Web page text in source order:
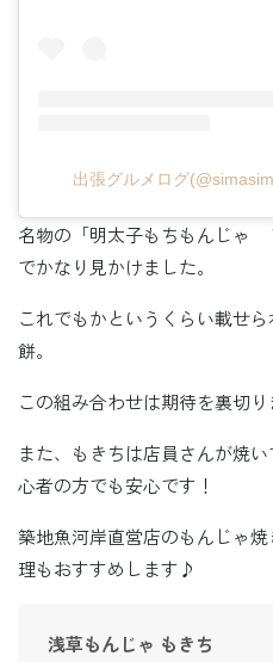
出張グルメログ
名物の「明太子もちもんじゃ
でかなり見かけました。
これでもかというくらい載せ
餅。
この組み合わせは期待を裏切り
また、もきちは店員さんが焼
心者の方でも安心です！
築地魚河岸直営店のもんじゃ
理もおすすめします♪
浅草もんじゃ もきち